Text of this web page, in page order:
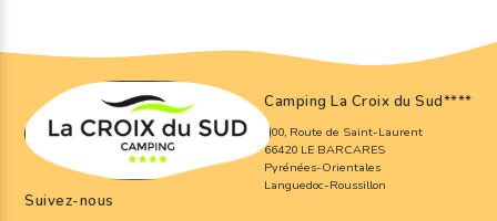
Suivez-nous
Camping La Croix du Sud****
800, Route de Saint-Laurent
66420 LE BARCARES
Pyrénées-Orientales
Languedoc-Roussillon